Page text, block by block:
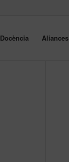
Docència Aliances